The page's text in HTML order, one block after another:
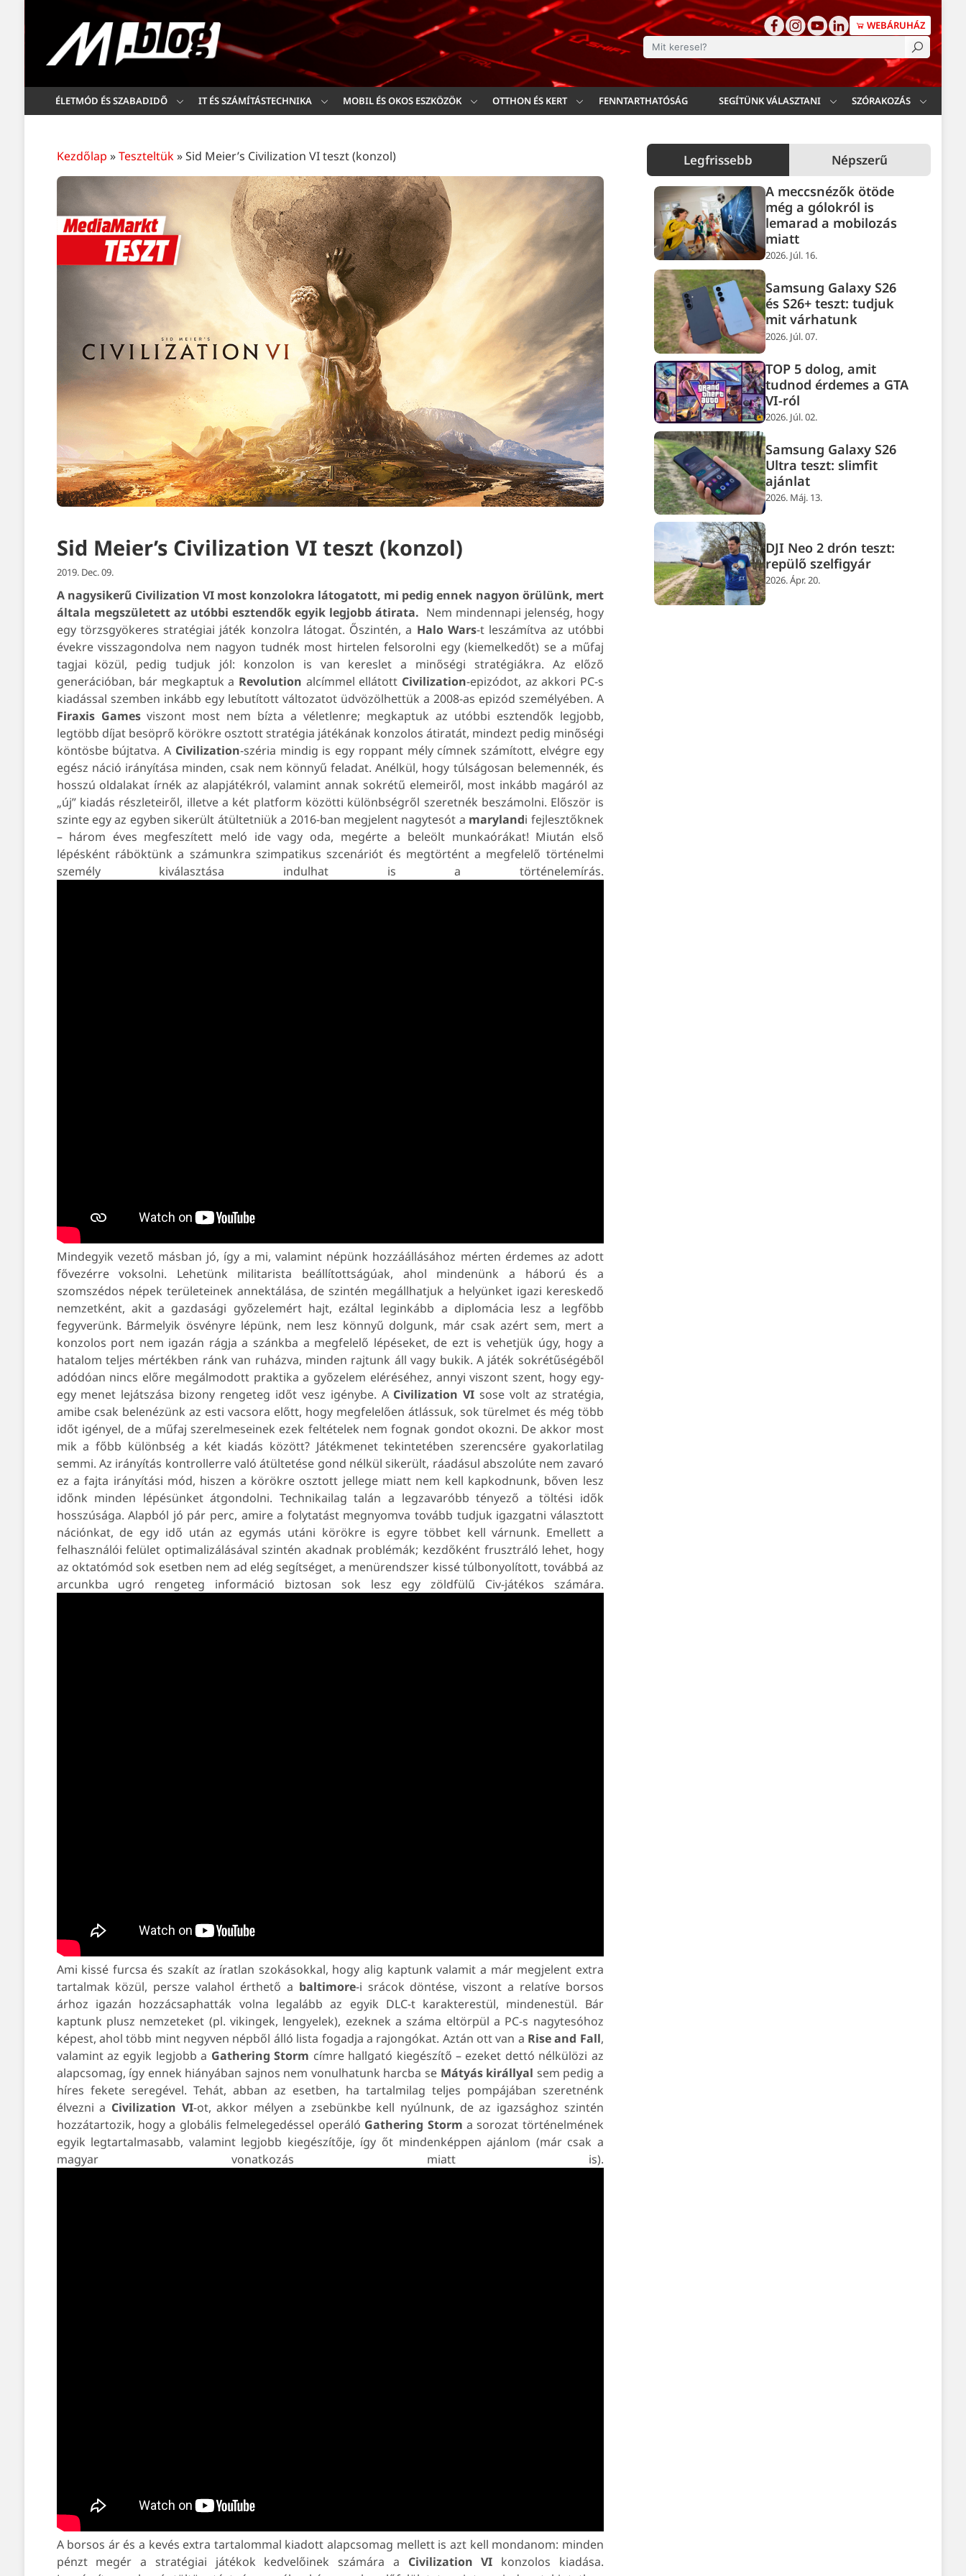
WEBÁRUHÁZ
Keresés
ÉLETMÓD ÉS SZABADIDŐ IT ÉS SZÁMÍTÁSTECHNIKA MOBIL ÉS OKOS ESZKÖZÖK OTTHON ÉS KERT FENNTARTHATÓSÁG SEGÍTÜNK VÁLASZTANI SZÓRAKOZÁS
Kezdőlap »Teszteltük»Sid Meier’s Civilization VI teszt (konzol)
Sid Meier’s Civilization VI teszt (konzol)
2019. Dec. 09.
A nagysikerű Civilization VI most konzolokra látogatott, mi pedig ennek nagyon örülünk, mert
általa megszületett az utóbbi esztendők egyik legjobb átirata. Nem mindennapi jelenség, hogy
egy törzsgyökeres stratégiai játék konzolra látogat. Őszintén, a Halo Wars-t leszámítva az utóbbi
évekre visszagondolva nem nagyon tudnék most hirtelen felsorolni egy (kiemelkedőt) se a műfaj
tagjai közül, pedig tudjuk jól: konzolon is van kereslet a minőségi stratégiákra. Az előző
generációban, bár megkaptuk a Revolution alcímmel ellátott Civilization-epizódot, az akkori PC-s
kiadással szemben inkább egy lebutított változatot üdvözölhettük a 2008-as epizód személyében. A
Firaxis Gamesviszont most nem bízta a véletlenre; megkaptuk az utóbbi esztendők legjobb,
legtöbb díjat besöprő körökre osztott stratégia játékának konzolos átiratát, mindezt pedig minőségi
köntösbe bújtatva. A Civilization-széria mindig is egy roppant mély címnek számított, elvégre egy
egész náció irányítása minden, csak nem könnyű feladat. Anélkül, hogy túlságosan belemennék, és
hosszú oldalakat írnék az alapjátékról, valamint annak sokrétű elemeiről, most inkább magáról az
„új” kiadás részleteiről, illetve a két platform közötti különbségről szeretnék beszámolni. Először is
szinte egy az egyben sikerült átültetniük a 2016-ban megjelent nagytesót a marylandi fejlesztőknek
– három éves megfeszített meló ide vagy oda, megérte a beleölt munkaórákat! Miután első
lépésként ráböktünk a számunkra szimpatikus szcenáriót és megtörtént a megfelelő történelmi
személy kiválasztása indulhat is a történelemírás.
Mindegyik vezető másban jó, így a mi, valamint népünk hozzáállásához mérten érdemes az adott
fővezérre voksolni. Lehetünk militarista beállítottságúak, ahol mindenünk a háború és a
szomszédos népek területeinek annektálása, de szintén megállhatjuk a helyünket igazi kereskedő
nemzetként, akit a gazdasági győzelemért hajt, ezáltal leginkább a diplomácia lesz a legfőbb
fegyverünk. Bármelyik ösvényre lépünk, nem lesz könnyű dolgunk, már csak azért sem, mert a
konzolos port nem igazán rágja a szánkba a megfelelő lépéseket, de ezt is vehetjük úgy, hogy a
hatalom teljes mértékben ránk van ruházva, minden rajtunk áll vagy bukik. A játék sokrétűségéből
adódóan nincs előre megálmodott praktika a győzelem eléréséhez, annyi viszont szent, hogy egy-
egy menet lejátszása bizony rengeteg időt vesz igénybe. A Civilization VI sose volt az stratégia,
amibe csak belenézünk az esti vacsora előtt, hogy megfelelően átlássuk, sok türelmet és még több
időt igényel, de a műfaj szerelmeseinek ezek feltételek nem fognak gondot okozni. De akkor most
mik a főbb különbség a két kiadás között? Játékmenet tekintetében szerencsére gyakorlatilag
semmi. Az irányítás kontrollerre való átültetése gond nélkül sikerült, ráadásul abszolúte nem zavaró
ez a fajta irányítási mód, hiszen a körökre osztott jellege miatt nem kell kapkodnunk, bőven lesz
időnk minden lépésünket átgondolni. Technikailag talán a legzavaróbb tényező a töltési idők
hosszúsága. Alapból jó pár perc, amire a folytatást megnyomva tovább tudjuk igazgatni választott
nációnkat, de egy idő után az egymás utáni körökre is egyre többet kell várnunk. Emellett a
felhasználói felület optimalizálásával szintén akadnak problémák; kezdőként frusztráló lehet, hogy
az oktatómód sok esetben nem ad elég segítséget, a menürendszer kissé túlbonyolított, továbbá az
arcunkba ugró rengeteg információ biztosan sok lesz egy zöldfülű Civ-játékos számára.
Ami kissé furcsa és szakít az íratlan szokásokkal, hogy alig kaptunk valamit a már megjelent extra
tartalmak közül, persze valahol érthető a baltimore-i srácok döntése, viszont a relatíve borsos
árhoz igazán hozzácsaphatták volna legalább az egyik DLC-t karakterestül, mindenestül. Bár
kaptunk plusz nemzeteket (pl. vikingek, lengyelek), ezeknek a száma eltörpül a PC-s nagytesóhoz
képest, ahol több mint negyven népből álló lista fogadja a rajongókat. Aztán ott van a Rise and Fall,
valamint az egyik legjobb a Gathering Storm címre hallgató kiegészítő – ezeket dettó nélkülözi az
alapcsomag, így ennek hiányában sajnos nem vonulhatunk harcba se Mátyás királlyal sem pedig a
híres fekete seregével. Tehát, abban az esetben, ha tartalmilag teljes pompájában szeretnénk
élvezni a Civilization VI-ot, akkor mélyen a zsebünkbe kell nyúlnunk, de az igazsághoz szintén
hozzátartozik, hogy a globális felmelegedéssel operáló Gathering Storm a sorozat történelmének
egyik legtartalmasabb, valamint legjobb kiegészítője, így őt mindenképpen ajánlom (már csak a
magyar vonatkozás miatt is).
A borsos ár és a kevés extra tartalommal kiadott alapcsomag mellett is azt kell mondanom: minden
pénzt megér a stratégiai játékok kedvelőinek számára a Civilization VI konzolos kiadása.
Legfrissebb Népszerű
A meccsnézők ötöde
még a gólokról is
lemarad a mobilozás
miatt
2026. Júl. 16.
Samsung Galaxy S26
és S26+ teszt: tudjuk
mit várhatunk
2026. Júl. 07.
TOP 5 dolog, amit
tudnod érdemes a GTA
VI-ról
2026. Júl. 02.
Samsung Galaxy S26
Ultra teszt: slimfit
ajánlat
2026. Máj. 13.
DJI Neo 2 drón teszt:
repülő szelfigyár
2026. Ápr. 20.